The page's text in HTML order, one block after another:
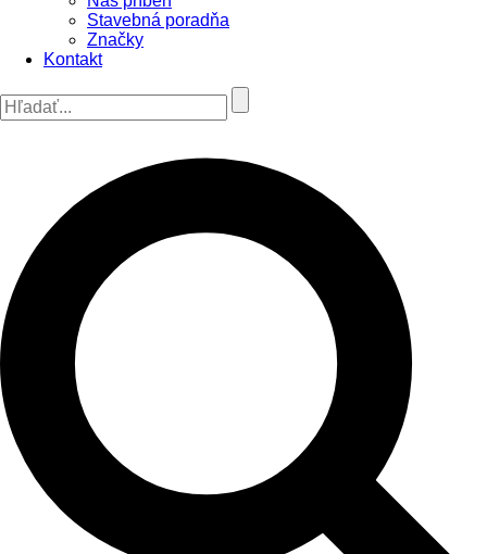
Stavebná poradňa
Značky
Kontakt